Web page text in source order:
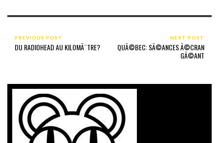
PREVIOUS POST
DU RADIOHEAD AU KILOMÃ¨TRE?
NEXT POST
QUÃ©BEC: SÃ©ANCES Ã©CRAN
GÃ©ANT